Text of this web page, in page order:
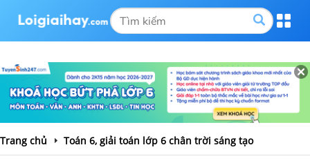
Trang chủ Toán 6, giải toán lớp 6 chân trời sáng tạo